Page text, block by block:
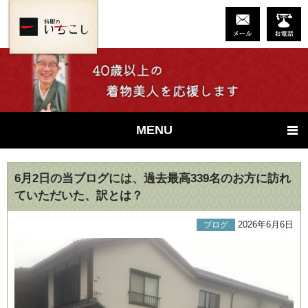
MENU
6月2日の当ブログには、過去最高339名のお方に訪れ
ていただいた、訳とは？
ブログ 2026年6月6日